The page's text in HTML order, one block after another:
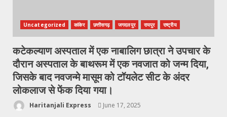
Uncategorized कांकेर छत्तीसगढ़ जगदलपुर रायपुर राष्ट्रीय
कटेकल्याण अस्पताल में एक नाबालिग छात्रा ने उपचार के
दौरान अस्पताल के बाथरूम में एक नवजात को जन्म दिया,
जिसके बाद नवजन्मे मासूम को टॉयलेट सीट के अंदर
लोकलाज से फेंक दिया गया।
Haritanjali Express June 17, 2025